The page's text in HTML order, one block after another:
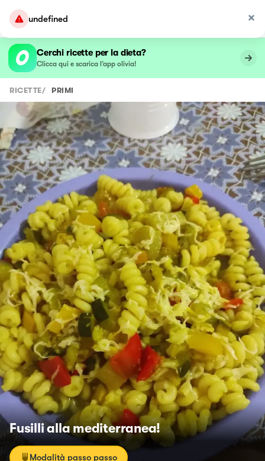
undefined
Cerchi ricette per la dieta?
Clicca qui e scarica l’app olivia!
RICETTE/ PRIMI
Fusilli alla mediterranea!
Modalità passo passo